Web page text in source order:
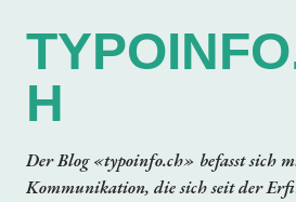
H
Der Blog «typoinfo.ch» befasst sich
Kommunikation, die sich seit der